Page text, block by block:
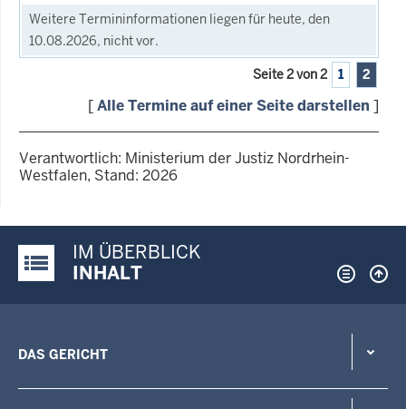
Weitere Termininformationen liegen für heute, den
10.08.2026, nicht vor.
Seite 2 von 2 1 2
[Alle Termine auf einer Seite darstellen ]
Verantwortlich: Ministerium der Justiz Nordrhein-
Westfalen, Stand: 2026
Justiz-Portal im Überblick:
IM ÜBERBLICK
INHALT
DAS GERICHT